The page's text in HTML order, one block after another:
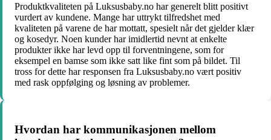
Produktkvaliteten på Luksusbaby.no har generelt blitt positivt
vurdert av kundene. Mange har uttrykt tilfredshet med
kvaliteten på varene de har mottatt, spesielt når det gjelder klær
og kosedyr. Noen kunder har imidlertid nevnt at enkelte
produkter ikke har levd opp til forventningene, som for
eksempel en bamse som ikke satt like fint som på bildet. Til
tross for dette har responsen fra Luksusbaby.no vært positiv
med rask oppfølging og løsning av problemer.
Hvordan har kommunikasjonen mellom